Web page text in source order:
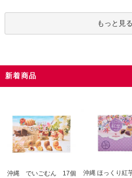
もっと見る
新着商品
沖縄 でいごむん 17個
沖縄 ほっくり紅